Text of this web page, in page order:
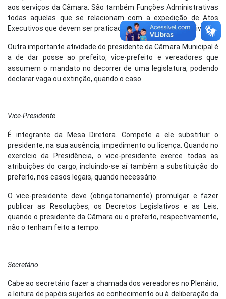
aos serviços da Câmara. São também Funções Administrativas
todas aquelas que se relacionam com a expedição de Atos
Executivos que devem ser praticados pelo próprio Legislativo.
Outra importante atividade do presidente da Câmara Municipal é
a de dar posse ao prefeito, vice-prefeito e vereadores que
assumem o mandato no decorrer de uma legislatura, podendo
declarar vaga ou extinção, quando o caso.
Vice-Presidente
É integrante da Mesa Diretora. Compete a ele substituir o
presidente, na sua ausência, impedimento ou licença. Quando no
exercício da Presidência, o vice-presidente exerce todas as
atribuições do cargo, incluindo-se aí também a substituição do
prefeito, nos casos legais, quando necessário.
O vice-presidente deve (obrigatoriamente) promulgar e fazer
publicar as Resoluções, os Decretos Legislativos e as Leis,
quando o presidente da Câmara ou o prefeito, respectivamente,
não o tenham feito a tempo.
Secretário
Cabe ao secretário fazer a chamada dos vereadores no Plenário,
a leitura de papéis sujeitos ao conhecimento ou à deliberação da